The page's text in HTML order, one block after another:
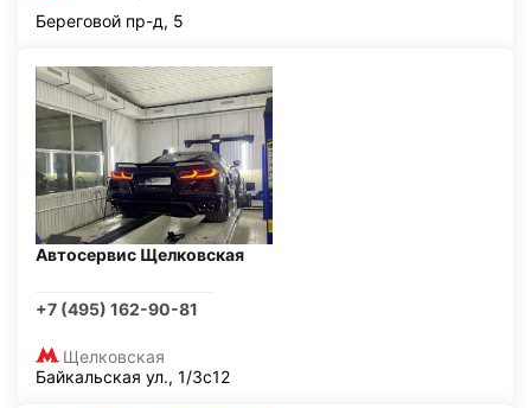
Береговой пр-д, 5
Автосервис Щелковская
+7 (495) 162-90-81
Щелковская
Байкальская ул., 1/3с12